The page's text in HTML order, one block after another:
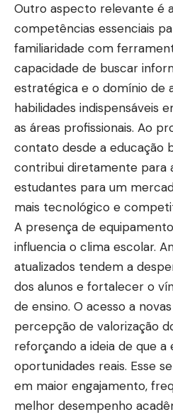
Outro aspecto relevante é
competências essenciais
familiaridade com
capacidade de buscar
estratégica e o domínio de
habilidades indispensáveis
as áreas profissionais. Ao
contato desde a educação
contribui diretamente para
estudantes para um
mais tecnológico e
A presença de
influencia o clima escolar.
atualizados tendem a
dos alunos e fortalecer o
de ensino. O acesso a
percepção de valorização
reforçando a ideia de que
oportunidades reais. Esse
em maior engajamento,
melhor desempenho